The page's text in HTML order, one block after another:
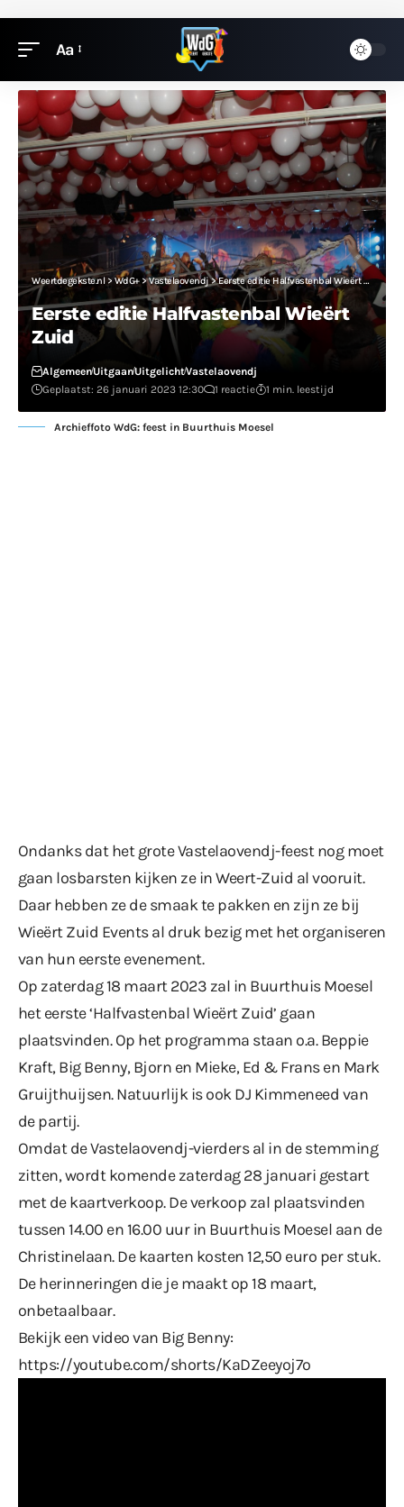
Aa
Weertdegekste.nl>WdG+>Vastelaovendj>Eerste editie Halfvastenbal Wieërt Zuid
Eerste editie Halfvastenbal Wieërt
Zuid
AlgemeenUitgaanUitgelichtVastelaovendj
Geplaatst: 26 januari 2023 12:30
1 reactie 1 min. leestijd
Archieffoto WdG: feest in Buurthuis Moesel
Ondanks dat het grote Vastelaovendj-feest nog moet
gaan losbarsten kijken ze in Weert-Zuid al vooruit.
Daar hebben ze de smaak te pakken en zijn ze bij
Wieërt Zuid Events al druk bezig met het organiseren
van hun eerste evenement.
Op zaterdag 18 maart 2023 zal in Buurthuis Moesel
het eerste ‘Halfvastenbal Wieërt Zuid’ gaan
plaatsvinden. Op het programma staan o.a. Beppie
Kraft, Big Benny, Bjorn en Mieke, Ed & Frans en Mark
Gruijthuijsen. Natuurlijk is ook DJ Kimmeneed van
de partij.
Omdat de Vastelaovendj-vierders al in de stemming
zitten, wordt komende zaterdag 28 januari gestart
met de kaartverkoop. De verkoop zal plaatsvinden
tussen 14.00 en 16.00 uur in Buurthuis Moesel aan de
Christinelaan. De kaarten kosten 12,50 euro per stuk.
De herinneringen die je maakt op 18 maart,
onbetaalbaar.
Bekijk een video van Big Benny:
https://youtube.com/shorts/KaDZeeyoj7o